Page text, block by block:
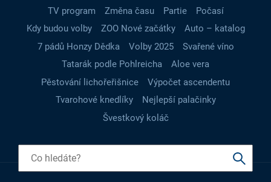
TV program
Změna času Partie
Počasí
Kdy budou volby
ZOO Nové začátky
Auto – katalog
7 pádů Honzy Dědka
Volby 2025
Svařené víno
Tatarák podle Pohlreicha
Aloe vera
Pěstování lichořeřišnice
Výpočet ascendentu
Tvarohové knedlíky
Nejlepší palačinky
Švestkový koláč